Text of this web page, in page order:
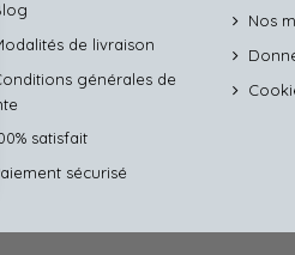
de livraison
générales de
satisfait
sécurisé
Nos
en garantissant la